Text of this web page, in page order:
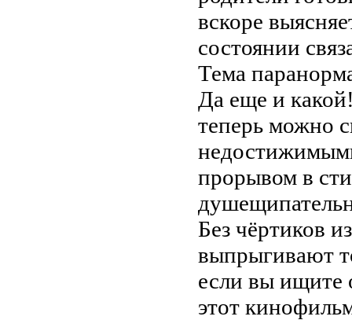
вскоре
состоянии
Тема
Да еще и
теперь можно
прорывом в
Без чёртиков
выпрыгивают
если вы ищите
этот